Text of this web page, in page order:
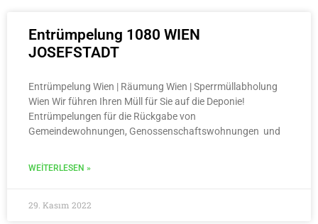
Entrümpelung 1080 WIEN
JOSEFSTADT
Entrümpelung Wien | Räumung Wien | Sperrmüllabholung
Wien Wir führen Ihren Müll für Sie auf die Deponie!
Entrümpelungen für die Rückgabe von
Gemeindewohnungen, Genossenschaftswohnungen und
WEITERLESEN »
29. Kasım 2022